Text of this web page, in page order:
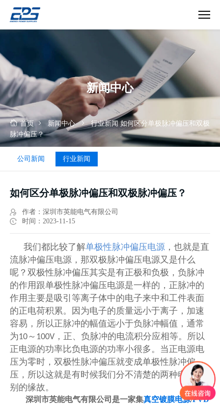
区
单
极
脉
冲
偏
和
压？
新闻中心
首页 新闻中心 行业新闻 如何区分单极脉冲偏压和双极
脉冲偏压？
公司新闻 行业新闻
如何区分单极脉冲偏压和双极脉冲偏压？
作者：深圳市英能电气有限公司
时间：2023-11-15
我们都比较了解单极性脉冲偏压电源 ，也就是直
流脉冲偏压电源，那双极脉冲偏压电源又是什么
呢？双极性脉冲偏压其实是有正极和负极，负脉冲
的作用跟单极性脉冲偏压电源是一样的，正脉冲的
作用主要是吸引等离子体中的电子来中和工件表面
的正电荷积累。因为电子的质量远小于离子，加速
容易，所以正脉冲的幅值远小于负脉冲幅值，通常
为10～ 100V ，正、负脉冲的电流积分应相等。所以
正电源的功率比负电源的功率小很多。当正电源电
压为零时，双极性脉冲偏压就变成单极性脉冲偏
压，所以这就是有时候我们分不清楚的两种电源差
别的缘故。
深圳市英能电气有限公司是一家集真空镀膜电源/PVD